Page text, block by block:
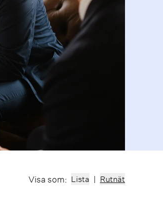
Visa som: Lista | Rutnät